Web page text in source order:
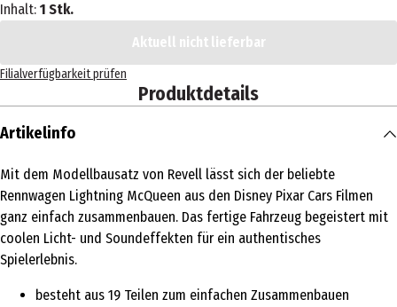
Inhalt: 1 Stk.
Aktuell nicht lieferbar
Filialverfügbarkeit prüfen
Produktdetails
Artikelinfo
Mit dem Modellbausatz von Revell lässt sich der beliebte
Rennwagen Lightning McQueen aus den Disney Pixar Cars Filmen
ganz einfach zusammenbauen. Das fertige Fahrzeug begeistert mit
coolen Licht- und Soundeffekten für ein authentisches
Spielerlebnis.
besteht aus 19 Teilen zum einfachen Zusammenbauen